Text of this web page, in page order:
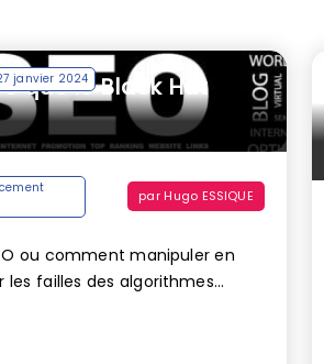
janvier 2024
que le Black Hat
par Hugo ESSIQUE
ou comment manipuler en
failles des algorithmes...